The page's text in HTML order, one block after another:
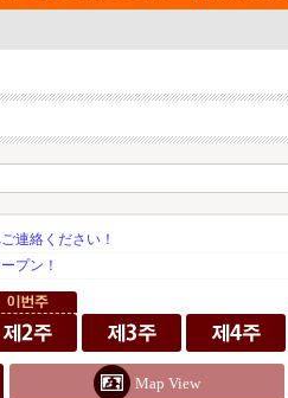
連絡ください！
プン！
Map View